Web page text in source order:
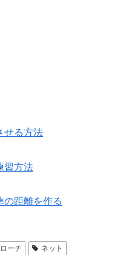
せる方法
習方法
の距離を作る
ーチ
ネット